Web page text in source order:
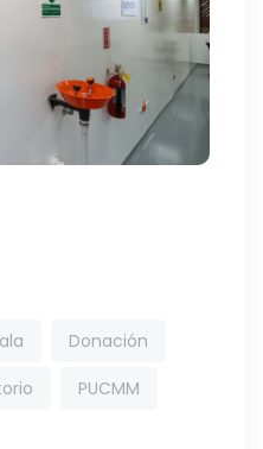
Donación
PUCMM